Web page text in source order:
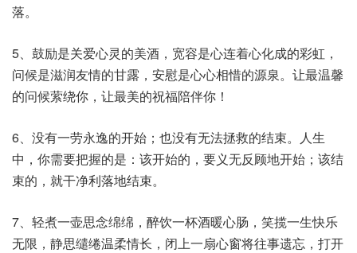
落。
5、鼓励是关爱心灵的美酒，宽容是心连着心化成的彩虹，
问候是滋润友情的甘露，安慰是心心相惜的源泉。让最温馨
的问候萦绕你，让最美的祝福陪伴你！
6、没有一劳永逸的开始；也没有无法拯救的结束。人生
中，你需要把握的是：该开始的，要义无反顾地开始；该结
束的，就干净利落地结束。
7、轻煮一壶思念绵绵，醉饮一杯酒暖心肠，笑揽一生快乐
无限，静思缱绻温柔情长，闭上一扇心窗将往事遗忘，打开